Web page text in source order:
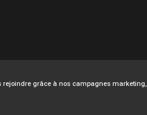
rejoindre grâce à nos campagnes marketing,